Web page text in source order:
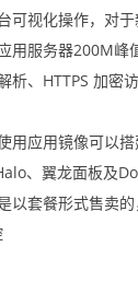
可视化操作，对
用服务器200M
析、HTTPS 加密
用应用镜像可以
、翼龙面板及
以套餐形式售卖